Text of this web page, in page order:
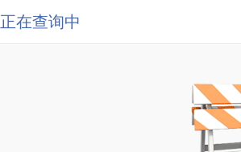
正在查询中